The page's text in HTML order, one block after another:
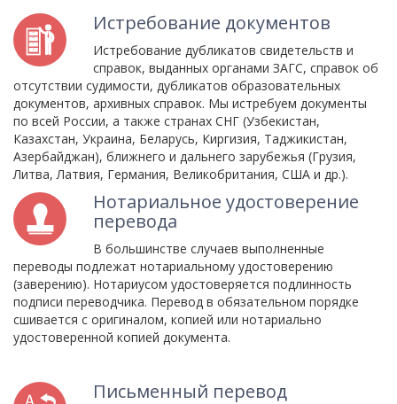
Истребование документов
Истребование дубликатов свидетельств и
справок, выданных органами ЗАГС, справок об
отсутствии судимости, дубликатов образовательных
документов, архивных справок. Мы истребуем документы
по всей России, а также странах СНГ (Узбекистан,
Казахстан, Украина, Беларусь, Киргизия, Таджикистан,
Азербайджан), ближнего и дальнего зарубежья (Грузия,
Литва, Латвия, Германия, Великобритания, США и др.).
Нотариальное удостоверение
перевода
В большинстве случаев выполненные
переводы подлежат нотариальному удостоверению
(заверению). Нотариусом удостоверяется подлинность
подписи переводчика. Перевод в обязательном порядке
сшивается с оригиналом, копией или нотариально
удостоверенной копией документа.
Письменный перевод